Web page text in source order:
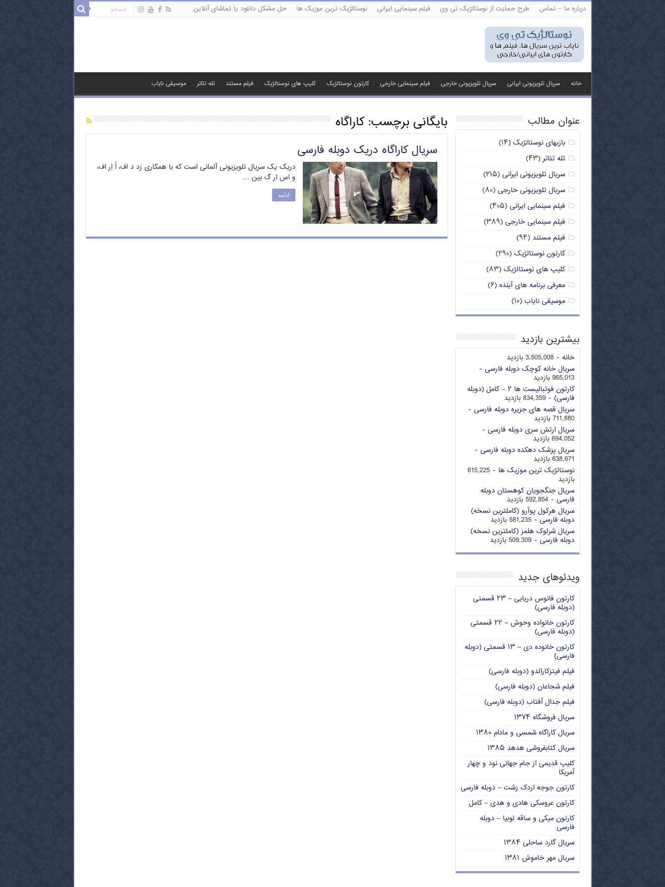
درباره ما – تماس طرح حمایت از نوستالژیک تی وی فیلم سینمایی ایرانی نوستالژیک ترین موزیک ها حل مشکل دانلود یا تماشای آنلاین
خانه سریال تلویزیونی ایرانی سریال تلویزیونی خارجی فیلم سینمایی خارجی کارتون نوستالژیک کلیپ های نوستالژیک فیلم مستند تله تئاتر موسیقی نایاب
بایگانی برچسب:کاراگاه
سریال کاراگاه دریک دوبله فارسی
دریک یک سریال تلویزیونی آلمانی است که با همکاری زد د اف، اُ اِر اف،
و اس ار گ بین …
ادامه
عنوان مطالب
بازیهای نوستالژیک (۱۴)
تله تئاتر(۴۳)
سریال تلویزیونی ایرانی (۲۱۵)
سریال تلویزیونی خارجی (۸۰)
فیلم سینمایی ایرانی (۴۰۵)
فیلم سینمایی خارجی (۳۸۹)
فیلم مستند (۹۴)
کارتون نوستالژیک (۲۹۰)
کلیپ های نوستالژیک (۸۳)
معرفی برنامه های آینده (۶)
موسیقی نایاب (۱۰)
بیشترین بازدید
خانه - 3,505,008 بازدید
سریال خانه کوچک دوبله فارسی -
965,013 بازدید
کارتون فوتبالیست ها ۲ – کامل (دوبله
فارسی) - 834,359 بازدید
سریال قصه های جزیره دوبله فارسی -
711,880 بازدید
سریال ارتش سری دوبله فارسی -
694,052 بازدید
سریال پزشک دهکده دوبله فارسی -
638,671 بازدید
نوستالژیک ترین موزیک ها
- 615,225
بازدید
سریال جنگجویان کوهستان دوبله
فارسی - 592,854 بازدید
سریال هرکول پوآرو (کاملترین نسخه)
دوبله فارسی - 581,235 بازدید
سریال شرلوک هلمز (کاملترین نسخه)
دوبله فارسی - 509,309 بازدید
ویدئوهای جدید
کارتون فانوس دریایی – ۲۳ قسمتی
(دوبله فارسی)
کارتون خانواده وحوش – ۲۲ قسمتی
(دوبله فارسی)
کارتون خانوده دی – ۱۳ قسمتی (دوبله
فارسی)
فیلم فیتزکارالدو (دوبله فارسی)
فیلم شجاعان (دوبله فارسی)
فیلم جدال آفتاب (دوبله فارسی)
سریال فروشگاه ۱۳۷۴
سریال کاراگاه شمسی و مادام ۱۳۸۰
سریال کتابفروشی هدهد ۱۳۸۵
کلیپ قدیمی از جام جهانی نود و چهار
آمریکا
کارتون جوجه اردک زشت – دوبله فارسی
کارتون عروسکی هادی و هدی – کامل
کارتون میکی و ساقه لوبیا – دوبله
فارسی
سریال گارد ساحلی ۱۳۸۴
سریال مهر خاموش ۱۳۸۱